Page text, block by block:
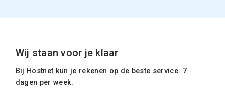
Wij staan voor je klaar
Bij Hostnet kun je rekenen op de beste service. 7
dagen per week.